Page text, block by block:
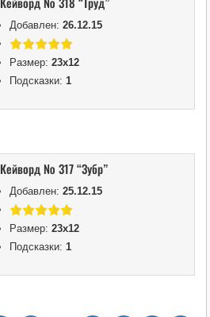
Добавлен:26.12.15
Размер:23х12
Подсказки:1
Кейворд № 317 “Зубр”
Добавлен:25.12.15
Размер:23х12
Подсказки:1